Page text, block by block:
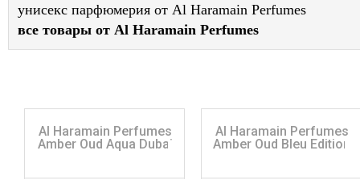
унисекс парфюмерия от Al Haramain Perfumes
все товары от Al Haramain Perfumes
Al Haramain Perfumes
Amber Oud Aqua Dubai
Al Haramain Perfumes
Amber Oud Bleu Edition